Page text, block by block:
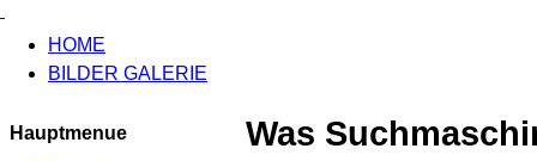
HOME
BILDER GALERIE
Hauptmenue Was